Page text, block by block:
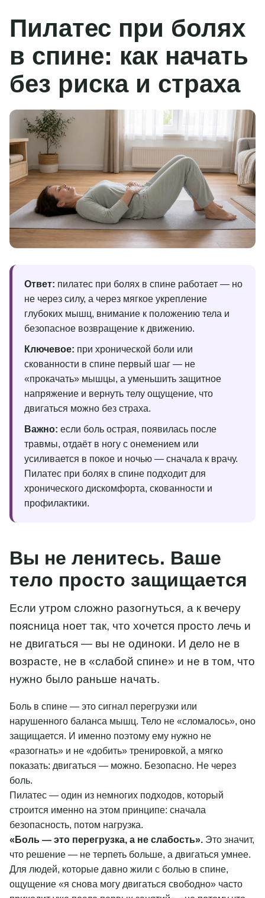
Пилатес при болях
в спине: как начать
без риска и страха
Ответ: пилатес при болях в спине работает — но
не через силу, а через мягкое укрепление
глубоких мышц, внимание к положению тела и
безопасное возвращение к движению.
Ключевое: при хронической боли или
скованности в спине первый шаг — не
«прокачать» мышцы, а уменьшить защитное
напряжение и вернуть телу ощущение, что
двигаться можно без страха.
Важно: если боль острая, появилась после
травмы, отдаёт в ногу с онемением или
усиливается в покое и ночью — сначала к врачу.
Пилатес при болях в спине подходит для
хронического дискомфорта, скованности и
профилактики.
Вы не ленитесь. Ваше
тело просто защищается
Если утром сложно разогнуться, а к вечеру
поясница ноет так, что хочется просто лечь и
не двигаться — вы не одиноки. И дело не в
возрасте, не в «слабой спине» и не в том, что
нужно было раньше начать.
Боль в спине — это сигнал перегрузки или
нарушенного баланса мышц. Тело не «сломалось», оно
защищается. И именно поэтому ему нужно не
«разогнать» и не «добить» тренировкой, а мягко
показать: двигаться — можно. Безопасно. Не через
боль.
Пилатес — один из немногих подходов, который
строится именно на этом принципе: сначала
безопасность, потом нагрузка.
«Боль — это перегрузка, а не слабость». Это значит,
что решение — не терпеть больше, а двигаться умнее.
Для людей, которые давно жили с болью в спине,
ощущение «я снова могу двигаться свободно» часто